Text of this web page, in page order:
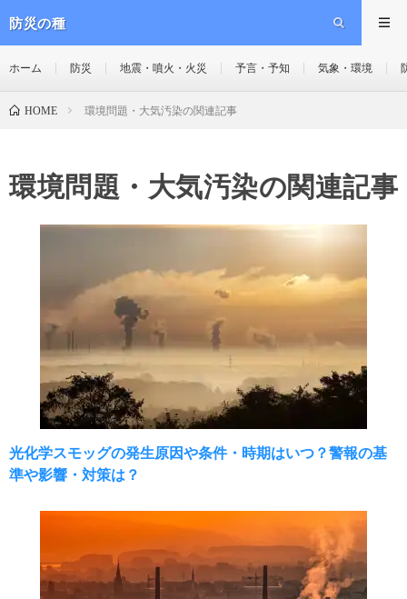
防災の種
ホーム 防災 地震・噴火・火災 予言・予知 気象・環境
HOME 環境問題・大気汚染の関連記事
環境問題・大気汚染の関連記事
光化学スモッグの発生原因や条件・時期はいつ？警報の基
準や影響・対策は？